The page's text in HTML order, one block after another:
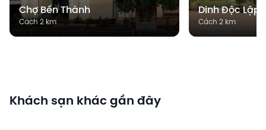
Chợ Bến Thành
Cách 2 km
Dinh Độc Lập
Cách 2 km
Khách sạn khác gần đây